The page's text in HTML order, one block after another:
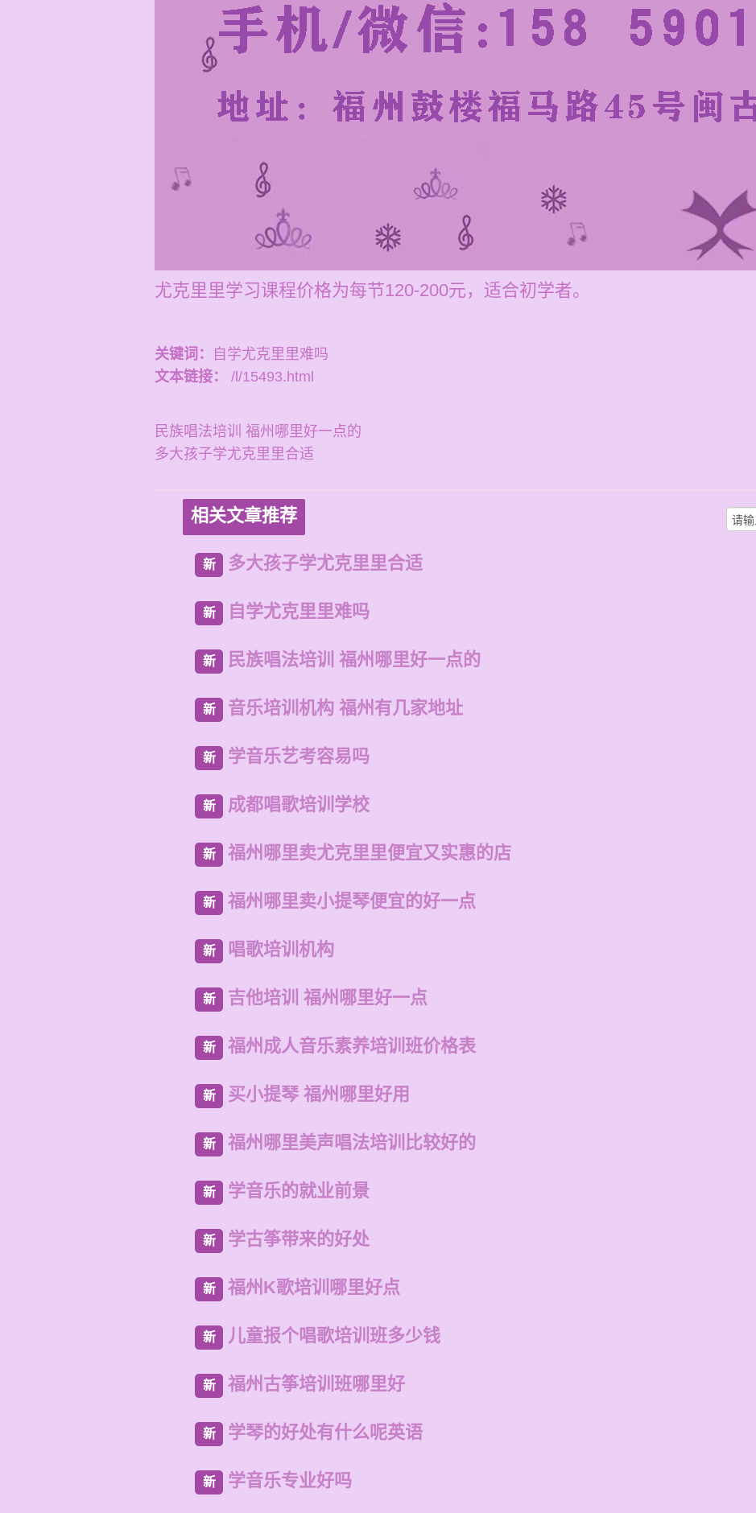
尤克里里学习课程价格为每节120-200元，适合初学者。
关键词：
自学尤克里里难吗
文本链接：
/l/15493.html
民族唱法培训 福州哪里好一点的
多大孩子学尤克里里合适
相关文章推荐
新 多大孩子学尤克里里合适
新 自学尤克里里难吗
新 民族唱法培训 福州哪里好一点的
新 音乐培训机构 福州有几家地址
新 学音乐艺考容易吗
新 成都唱歌培训学校
新 福州哪里卖尤克里里便宜又实惠的店
新 福州哪里卖小提琴便宜的好一点
新 唱歌培训机构
新 吉他培训 福州哪里好一点
新 福州成人音乐素养培训班价格表
新 买小提琴 福州哪里好用
新 福州哪里美声唱法培训比较好的
新 学音乐的就业前景
新 学古筝带来的好处
新 福州K歌培训哪里好点
新 儿童报个唱歌培训班多少钱
新 福州古筝培训班哪里好
新 学琴的好处有什么呢英语
新 学音乐专业好吗